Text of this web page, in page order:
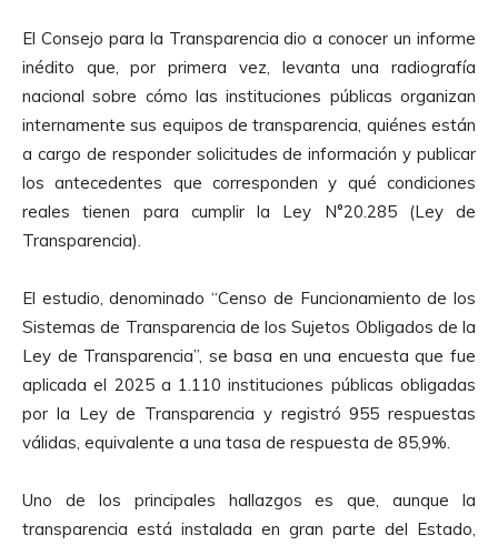
El Consejo para la Transparencia dio a conocer un informe
inédito que, por primera vez, levanta una radiografía
nacional sobre cómo las instituciones públicas organizan
internamente sus equipos de transparencia, quiénes están
a cargo de responder solicitudes de información y publicar
los antecedentes que corresponden y qué condiciones
reales tienen para cumplir la Ley N°20.285 (Ley de
Transparencia).
El estudio, denominado “Censo de Funcionamiento de los
Sistemas de Transparencia de los Sujetos Obligados de la
Ley de Transparencia”, se basa en una encuesta que fue
aplicada el 2025 a 1.110 instituciones públicas obligadas
por la Ley de Transparencia y registró 955 respuestas
válidas, equivalente a una tasa de respuesta de 85,9%.
Uno de los principales hallazgos es que, aunque la
transparencia está instalada en gran parte del Estado,